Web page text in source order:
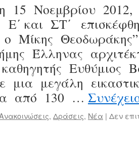
15 Νοεμβρίου
και ΣΤ΄
ο Μίκης
Έλληνας
Ευθύμιος
μια μεγάλη
από 130 …
, Δράσεις, Νέα | Δεν